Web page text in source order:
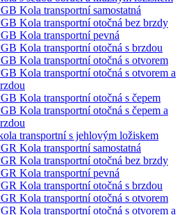
Kola transportní samostatná
Kola transportní otočná bez brzdy
Kola transportní pevná
Kola transportní otočná s brzdou
Kola transportní otočná s otvorem
Kola transportní otočná s otvorem a
Kola transportní otočná s čepem
Kola transportní otočná s čepem a
transportní s jehlovým ložiskem
Kola transportní samostatná
Kola transportní otočná bez brzdy
Kola transportní pevná
Kola transportní otočná s brzdou
Kola transportní otočná s otvorem
Kola transportní otočná s otvorem a